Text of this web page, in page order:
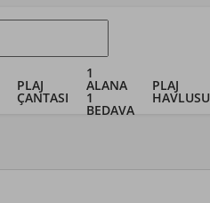
PLAJ
ÇANTASI
1
ALANA
1
BEDAVA
PLAJ
HAVLUSU